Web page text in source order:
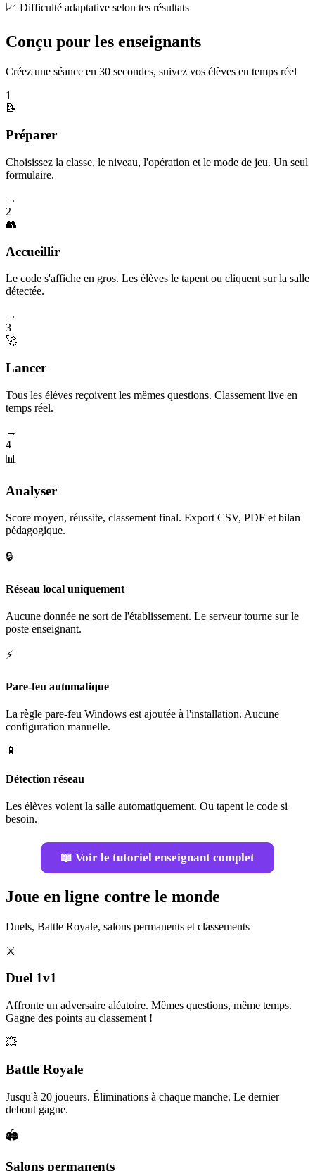
📈 Difficulté adaptative selon tes résultats
Conçu pour les enseignants
Créez une séance en 30 secondes, suivez vos élèves en temps réel
1
📝
Préparer
Choisissez la classe, le niveau, l'opération et le mode de jeu. Un seul
formulaire.
→
2
👥
Accueillir
Le code s'affiche en gros. Les élèves le tapent ou cliquent sur la salle
détectée.
→
3
🚀
Lancer
Tous les élèves reçoivent les mêmes questions. Classement live en
temps réel.
→
4
📊
Analyser
Score moyen, réussite, classement final. Export CSV, PDF et bilan
pédagogique.
🔒
Réseau local uniquement
Aucune donnée ne sort de l'établissement. Le serveur tourne sur le
poste enseignant.
⚡
Pare-feu automatique
La règle pare-feu Windows est ajoutée à l'installation. Aucune
configuration manuelle.
📱
Détection réseau
Les élèves voient la salle automatiquement. Ou tapent le code si
besoin.
📖 Voir le tutoriel enseignant complet
Joue en ligne contre le monde
Duels, Battle Royale, salons permanents et classements
⚔️
Duel 1v1
Affronte un adversaire aléatoire. Mêmes questions, même temps.
Gagne des points au classement !
💥
Battle Royale
Jusqu'à 20 joueurs. Éliminations à chaque manche. Le dernier
debout gagne.
🏟️
Salons permanents